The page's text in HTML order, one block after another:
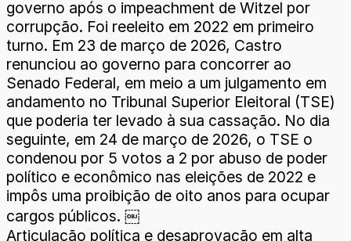
governo após o impeachment de Witzel por
corrupção. Foi reeleito em 2022 em primeiro
turno. Em 23 de março de 2026, Castro
renunciou ao governo para concorrer ao
Senado Federal, em meio a um julgamento em
andamento no Tribunal Superior Eleitoral (TSE)
que poderia ter levado à sua cassação. No dia
seguinte, em 24 de março de 2026, o TSE o
condenou por 5 votos a 2 por abuso de poder
político e econômico nas eleições de 2022 e
impôs uma proibição de oito anos para ocupar
cargos públicos. ￼
Articulação política e desaprovação em alta